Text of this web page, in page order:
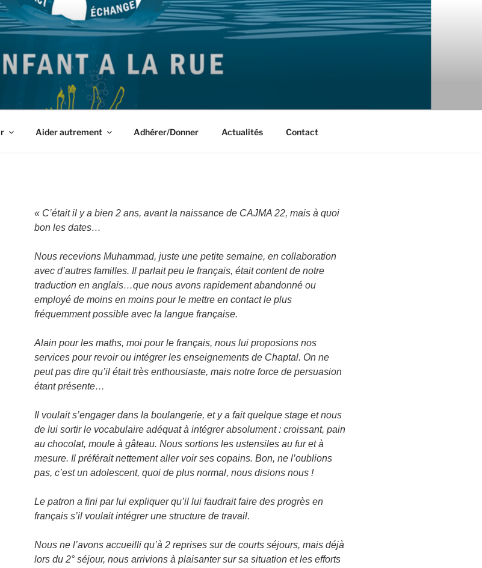
des Côtes d'Armor
Aider autrement Adhérer/Donner Actualités Contact
« C’était il y a bien 2 ans, avant la naissance de CAJMA 22, mais à quoi
bon les dates…
Nous recevions Muhammad, juste une petite semaine, en collaboration
avec d’autres familles. Il parlait peu le français, était content de notre
traduction en anglais…que nous avons rapidement abandonné ou
employé de moins en moins pour le mettre en contact le plus
fréquemment possible avec la langue française.
Alain pour les maths, moi pour le français, nous lui proposions nos
services pour revoir ou intégrer les enseignements de Chaptal. On ne
peut pas dire qu’il était très enthousiaste, mais notre force de persuasion
étant présente…
Il voulait s’engager dans la boulangerie, et y a fait quelque stage et nous
de lui sortir le vocabulaire adéquat à intégrer absolument : croissant, pain
au chocolat, moule à gâteau. Nous sortions les ustensiles au fur et à
mesure. Il préférait nettement aller voir ses copains. Bon, ne l’oublions
pas, c’est un adolescent, quoi de plus normal, nous disions nous !
Le patron a fini par lui expliquer qu’il lui faudrait faire des progrès en
français s’il voulait intégrer une structure de travail.
Nous ne l’avons accueilli qu’à 2 reprises sur de courts séjours, mais déjà
lors du 2° séjour, nous arrivions à plaisanter sur sa situation et les efforts